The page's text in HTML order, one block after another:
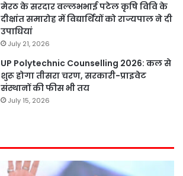
मेरठ के सरदार वल्लभभाई पटेल कृषि विवि के
दीक्षांत समारोह में विद्यार्थियों को राज्यपाल ने दी
उपाधियां
July 21, 2026
UP Polytechnic Counselling 2026: कल से
शुरू होगा तीसरा चरण, सरकारी-प्राइवेट
संस्थानों की फीस भी तय
July 15, 2026